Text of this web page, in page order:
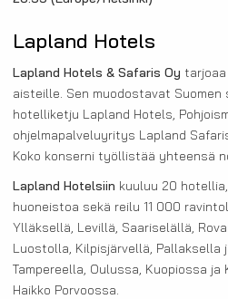
Lapland Hotels
Lapland Hotels & Safaris Oy
aisteille. Sen muodostavat Suomen
hotelliketju Lapland Hotels,
ohjelmapalveluyritys Lapland
Koko konserni työllistää yhteensä
Lapland Hotelsiin kuuluu 20
huoneistoa sekä reilu 11 000
Ylläksellä, Levillä, Saariselällä,
Luostolla, Kilpisjärvellä, Pallaksella
Tampereella, Oulussa, Kuopiossa
Haikko Porvoossa.